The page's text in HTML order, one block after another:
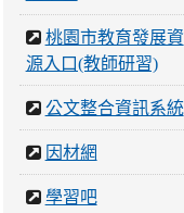
桃園市教育發展資
源入口(教師研習)
公文整合資訊系統
因材網
學習吧